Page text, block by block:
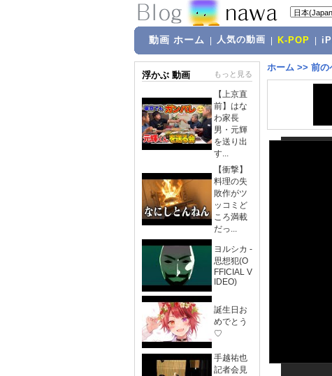
動画 ホーム 人気の動画 K-POP
浮かぶ 動画 もっと見る
【上京直
前】はな
わ家長
男・元輝
を送り出
す...
【衝撃】
料理の失
敗作がツ
ッコミど
ころ満載
だっ...
ヨルシカ -
思想犯(O
FFICIAL V
IDEO)
誕生日お
めでとう
♡
手越祐也
記者会見
ホーム >> 前の